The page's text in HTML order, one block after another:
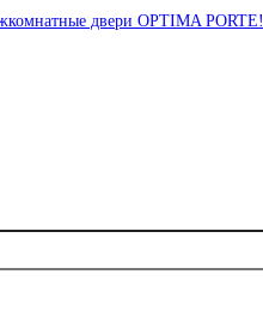
двери OPTIMA PORTE!